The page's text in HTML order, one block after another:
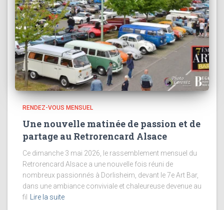
RENDEZ-VOUS MENSUEL
Une nouvelle matinée de passion et de
partage au Retrorencard Alsace
Ce dimanche 3 mai 2026, le rassemblement mensuel du
Retrorencard Alsace a une nouvelle fois réuni de
nombreux passionnés à Dorlisheim, devant le 7e Art Bar,
dans une ambiance conviviale et chaleureuse devenue au
fil
Lire la suite